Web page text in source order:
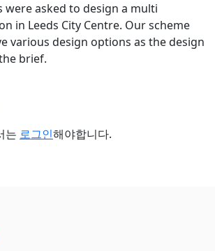
asked to design a multi
in Leeds City Centre. Our scheme
various design options as the design
brief.
는 로그인해야합니다.